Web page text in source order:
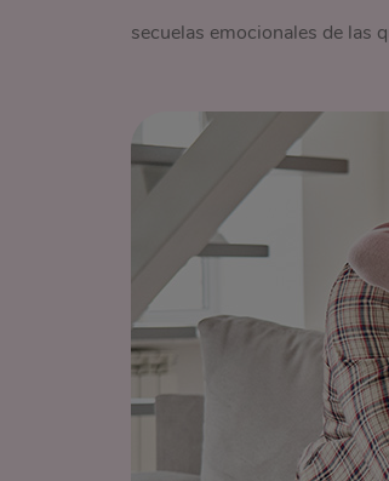
secuelas emocionales de las